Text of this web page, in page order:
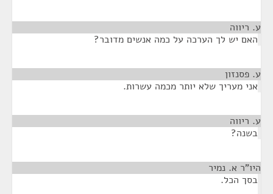
ע. ריווה
האם יש לך הערכה על כמה אנשים מדובר?
ע. פסנזון
אני מעריך שלא יותר מכמה עשרות.
ע. ריווה
בשנה?
היו"ר א. נמיר
בסך הכל.